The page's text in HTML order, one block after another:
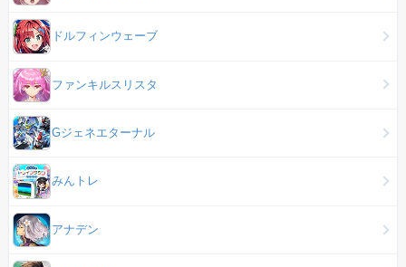
ドルフィンウェーブ
ファンキルスリスタ
Gジェネエターナル
みんトレ
アナデン